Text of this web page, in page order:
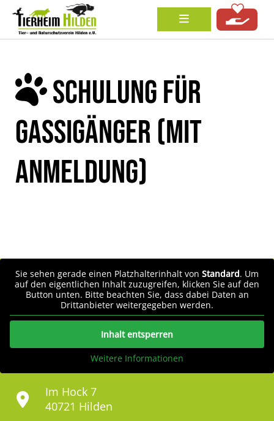
SCHULUNG FÜR
GASSIGÄNGER (MIT
ANMELDUNG)
Sie sehen gerade einen Platzhalterinhalt von Standard. Um
auf den eigentlichen Inhalt zuzugreifen, klicken Sie auf den
Button unten. Bitte beachten Sie, dass dabei Daten an
Drittanbieter weitergegeben werden.
Inhalt entsperren
Weitere Informationen
Im Hock 7
40721 Hilden